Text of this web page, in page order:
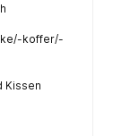
koffer/-
Kissen